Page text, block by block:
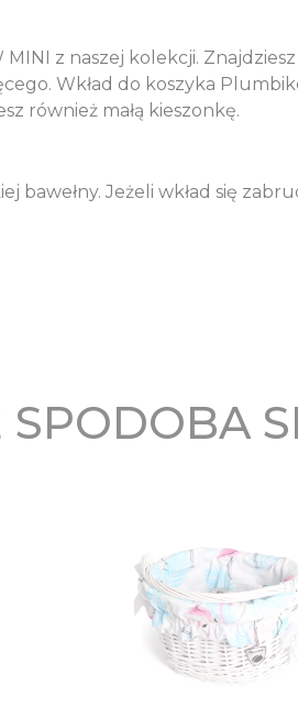
z naszej kolekcji.
Wkład do koszyka
również małą kieszonkę.
bawełny. Jeżeli wkład się
SPODOBA